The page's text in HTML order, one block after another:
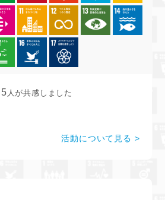
5 人が共感しました
活動について見る